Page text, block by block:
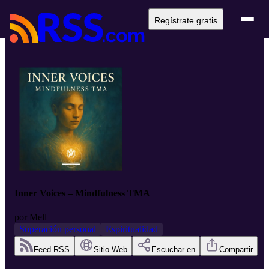
Regístrate gratis
Inner Voices – Mindfulness TMA
por Mell
Superación personal
Espiritualidad
Feed RSS Sitio Web Escuchar en Compartir